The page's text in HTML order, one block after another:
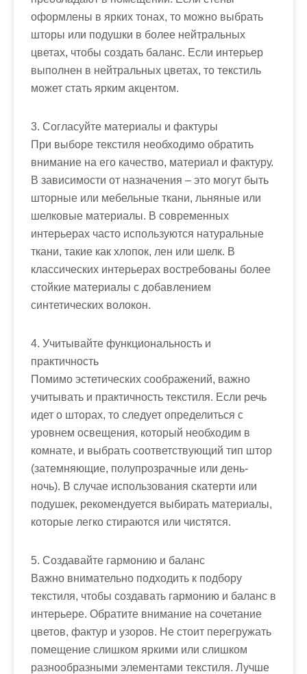
оформлены в ярких тонах, то можно выбрать
шторы или подушки в более нейтральных
цветах, чтобы создать баланс. Если интерьер
выполнен в нейтральных цветах, то текстиль
может стать ярким акцентом.
3. Согласуйте материалы и фактуры
При выборе текстиля необходимо обратить
внимание на его качество, материал и фактуру.
В зависимости от назначения – это могут быть
шторные или мебельные ткани, льняные или
шелковые материалы. В современных
интерьерах часто используются натуральные
ткани, такие как хлопок, лен или шелк. В
классических интерьерах востребованы более
стойкие материалы с добавлением
синтетических волокон.
4. Учитывайте функциональность и
практичность
Помимо эстетических соображений, важно
учитывать и практичность текстиля. Если речь
идет о шторах, то следует определиться с
уровнем освещения, который необходим в
комнате, и выбрать соответствующий тип штор
(затемняющие, полупрозрачные или день-
ночь). В случае использования скатерти или
подушек, рекомендуется выбирать материалы,
которые легко стираются или чистятся.
5. Создавайте гармонию и баланс
Важно внимательно подходить к подбору
текстиля, чтобы создавать гармонию и баланс в
интерьере. Обратите внимание на сочетание
цветов, фактур и узоров. Не стоит перегружать
помещение слишком яркими или слишком
разнообразными элементами текстиля. Лучше